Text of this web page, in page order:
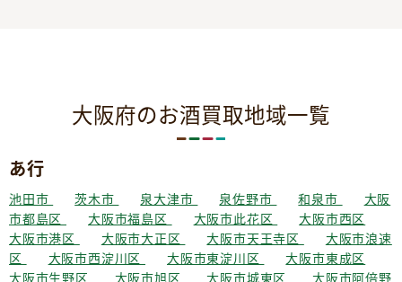
大阪府のお酒買取地域一覧
あ行
池田市 茨木市 泉大津市 泉佐野市 和泉市
大阪
市都島区
大阪市福島区 大阪市此花区
大阪市西区
大阪市港区
大阪市大正区 大阪市天王寺区
大阪市浪速
区
大阪市西淀川区 大阪市東淀川区
大阪市東成区
大阪市生野区
大阪市旭区 大阪市城東区
大阪市阿倍野